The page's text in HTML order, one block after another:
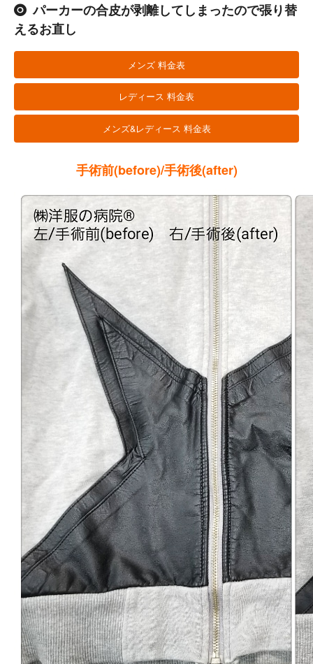
パーカーの合皮が剥離してしまったので張り替
えるお直し
メンズ 料金表
レディース 料金表
メンズ&レディース 料金表
手術前(before)/手術後(after)